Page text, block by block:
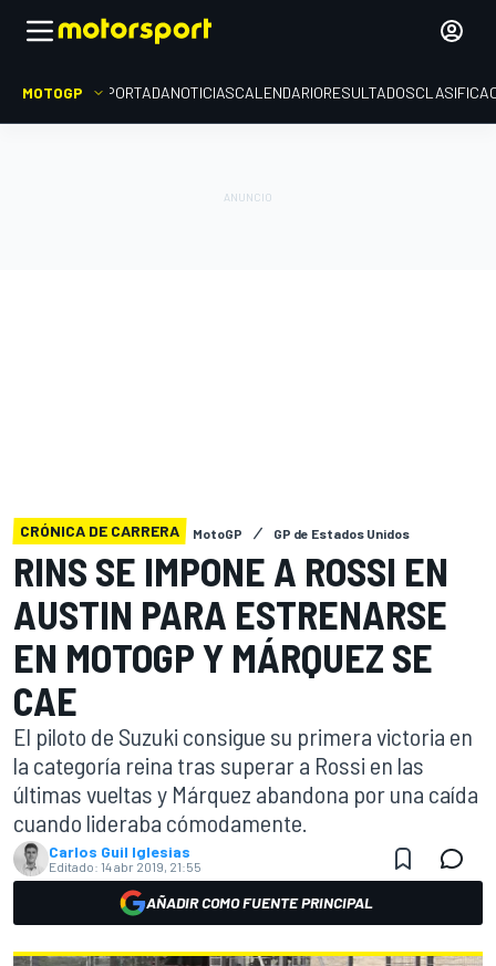
MOTOGP PORTADANOTICIASCALENDARIORESULTADOS
CRÓNICA DE CARRERA MotoGP GP de Estados Unidos
RINS SE IMPONE A ROSSI EN
AUSTIN PARA ESTRENARSE
EN MOTOGP Y MÁRQUEZ SE
CAE
El piloto de Suzuki consigue su primera victoria en
la categoría reina tras superar a Rossi en las
últimas vueltas y Márquez abandona por una caída
cuando lideraba cómodamente.
Carlos Guil Iglesias
Editado: 14 abr 2019, 21:55
AÑADIR COMO FUENTE PRINCIPAL